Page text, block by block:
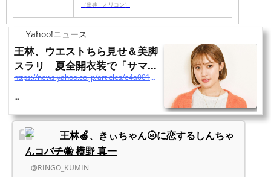
（出典：オリコン）
Yahoo!ニュース
王林、ウエストちら見せ＆美脚
スラリ 夏全開衣装で「サマソ
ニ出たい」（デイリー...
https://news.yahoo.co.jp/articles/e4a00118e2b981e1b8f6bf81061efdddccb2b3ab
...
王林🍏、きぃちゃん🌝に恋するしんちゃ
んコバチ🐝 横野 真一
@RINGO_KUMIN